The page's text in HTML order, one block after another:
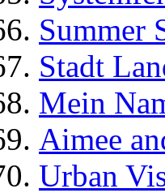
Summer
Stadt
Mein
Aimee
Urban